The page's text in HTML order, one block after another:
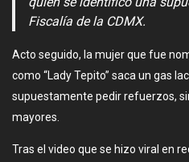
Fiscalía de la CDMX.
Acto seguido, la mujer que fue
como “Lady Tepito” saca un gas
supuestamente pedir refuerzos,
mayores.
Tras el video que se hizo viral en